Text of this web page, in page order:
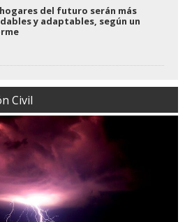
del futuro serán más
y adaptables, según un
Civil